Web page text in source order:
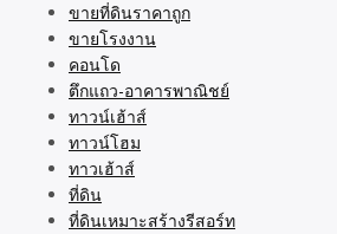
ขายที่ดินราคาถูก
ขายโรงงาน
คอนโด
ตึกแถว-อาคารพาณิชย์
ทาวน์เฮ้าส์
ทาวน์โฮม
ทาวเฮ้าส์
ที่ดิน
ที่ดินเหมาะสร้างรีสอร์ท